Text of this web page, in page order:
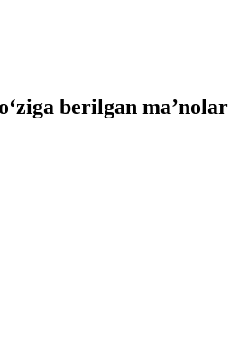
berilgan ma’nolar